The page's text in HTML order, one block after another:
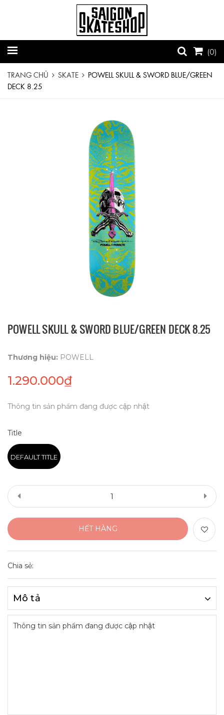
(0)
TRANG CHỦ SKATE
POWELL SKULL & SWORD BLUE/GREEN
DECK 8.25
POWELL SKULL & SWORD BLUE/GREEN DECK 8.25
Thương hiệu: POWELL
1.290.000₫
Thông tin sản phẩm đang được cập nhật
Title
DEFAULT TITLE
HẾT HÀNG
Chia sẻ:
Mô tả
Thông tin sản phẩm đang được cập nhật